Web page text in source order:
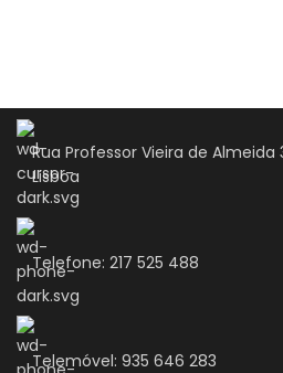
Rua Professor Vieira de Almeida
Lisboa
Telefone: 217 525 488
Telemóvel: 935 646 283